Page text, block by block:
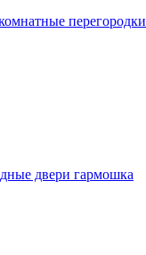
перегородки
двери гармошка